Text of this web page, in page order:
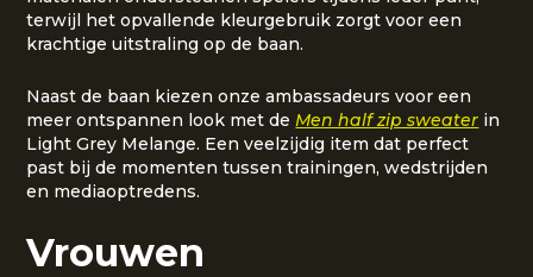
terwijl het opvallende kleurgebruik zorgt voor een
krachtige uitstraling op de baan.
Naast de baan kiezen onze ambassadeurs voor een
meer ontspannen look met de Men half zip sweater in
Light Grey Melange. Een veelzijdig item dat perfect
past bij de momenten tussen trainingen, wedstrijden
en mediaoptredens.
Vrouwen